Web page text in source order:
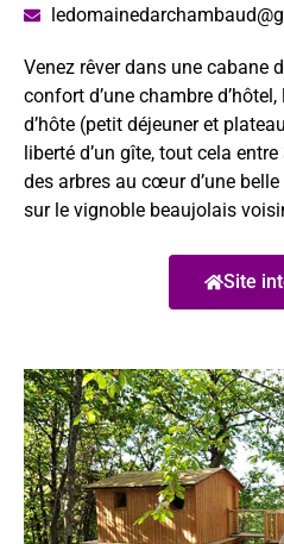
Venez rêver dans une cabane
confort d’une chambre
d’hôte (petit déjeuner et
liberté d’un gîte, tout cela
des arbres au cœur d’une
sur le vignoble beaujolais
Site